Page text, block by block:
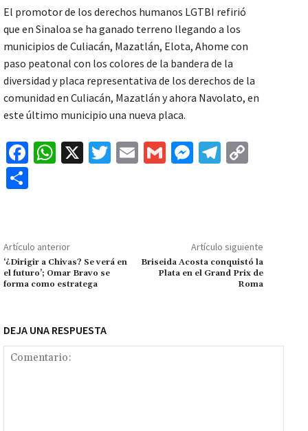
El promotor de los derechos humanos LGTBI refirió
que en Sinaloa se ha ganado terreno llegando a los
municipios de Culiacán, Mazatlán, Elota, Ahome con
paso peatonal con los colores de la bandera de la
diversidad y placa representativa de los derechos de la
comunidad en Culiacán, Mazatlán y ahora Navolato, en
este último municipio una nueva placa.
Fa
o
k
W
p
p
X
T
E
G
M
ge
r
Te
m Li
n
k
p
ar
tir
Artículo anterior
‘¿Dirigir a Chivas? Se verá en
el futuro’; Omar Bravo se
forma como estratega
Artículo siguiente
Briseida Acosta conquistó la
Plata en el Grand Prix de
Roma
DEJA UNA RESPUESTA